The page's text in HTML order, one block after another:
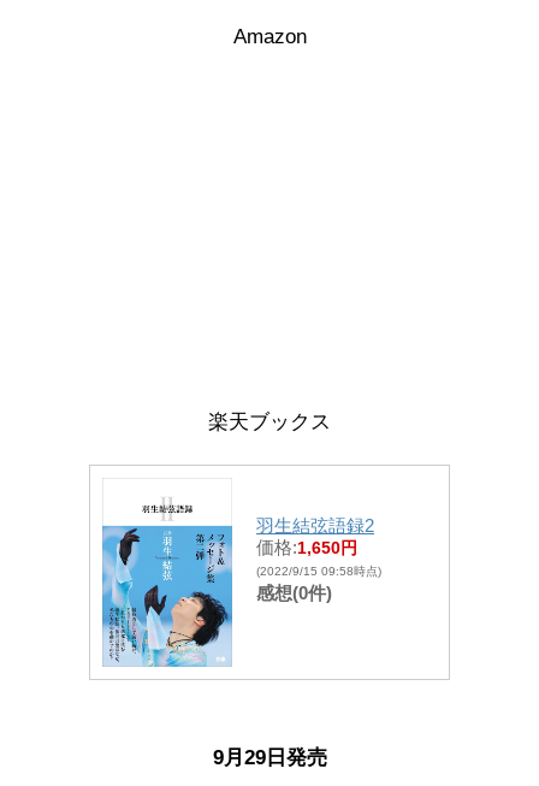
Amazon
楽天ブックス
羽生結弦語録2
価格:1,650円
(2022/9/15 09:58時点)
感想(0件)
9月29日発売